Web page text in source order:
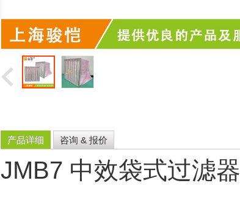
产品详细 咨询 & 报价
JMB7 中效袋式过滤器